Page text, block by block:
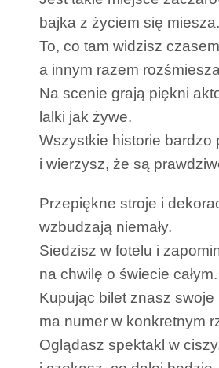
bajka z życiem się miesza.
To, co tam widzisz
a innym razem
Na scenie grają piękni
lalki jak żywe.
Wszystkie historie bardzo
i wierzysz, że są
Przepiękne stroje i
wzbudzają niemały.
Siedzisz w fotelu i
na chwilę o świecie całym.
Kupując bilet znasz swoje
ma numer w konkretnym
Oglądasz spektakl w